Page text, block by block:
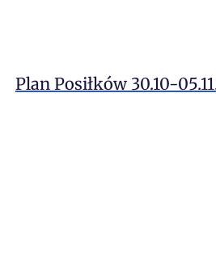
Plan Posiłków 30.10-